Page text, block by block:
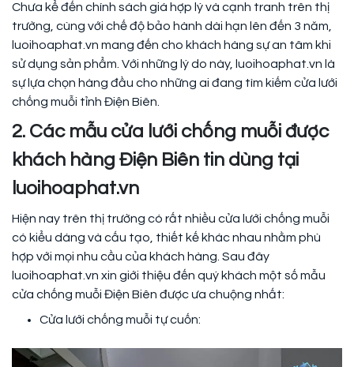
Chưa kể đến chính sách giá hợp lý và cạnh tranh trên thị
trường, cùng với chế độ bảo hành dài hạn lên đến 3 năm,
luoihoaphat.vn mang đến cho khách hàng sự an tâm khi
sử dụng sản phẩm. Với những lý do này, luoihoaphat.vn là
sự lựa chọn hàng đầu cho những ai đang tìm kiếm cửa lưới
chống muỗi tỉnh Điện Biên.
2. Các mẫu cửa lưới chống muỗi được
khách hàng Điện Biên tin dùng tại
luoihoaphat.vn
Hiện nay trên thị trường có rất nhiều cửa lưới chống muỗi
có kiểu dáng và cấu tạo, thiết kế khác nhau nhằm phù
hợp với mọi nhu cầu của khách hàng. Sau đây
luoihoaphat.vn xin giới thiệu đến quý khách một số mẫu
cửa chống muỗi Điện Biên được ưa chuộng nhất:
Cửa lưới chống muỗi tự cuốn: